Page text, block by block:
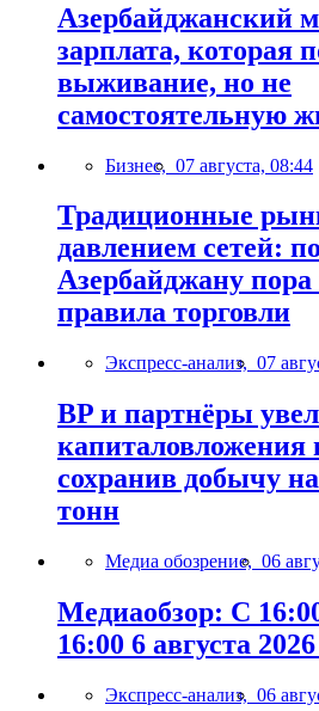
Азербайджанский
зарплата, которая
выживание, но не
самостоятельную
Бизнес, 07 августа, 08:44
Традиционные
давлением сетей:
Азербайджану
правила торговли
Экспресс-анализ, 07
BP и партнёры
капиталовложения
сохранив добычу
тонн
Медиа обозрение, 06
Медиаобзор: С
16:00 6 августа 2026
Экспресс-анализ, 06